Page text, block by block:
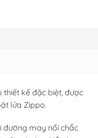
kế đặc biệt, được
lửa Zippo.
đường may nổi chắc